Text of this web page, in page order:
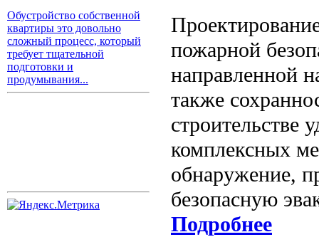
Обустройство собственной
квартиры это довольно
сложный процесс, который
требует тщательной
подготовки и
продумывания...
пожарной
направленной
также
строительстве
комплексных
обнаружение,
безопасную
Подробнее